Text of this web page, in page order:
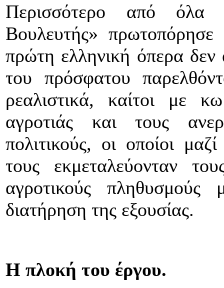
Περισσότερο από
Βουλευτής»
πρώτη ελληνική όπερα
του πρόσφατου
ρεαλιστικά, καίτοι με
αγροτιάς και τους
πολιτικούς, οι οποίοι
τους εκμεταλεύονταν
αγροτικούς
διατήρηση της εξουσίας.
Η πλοκή του έργου.